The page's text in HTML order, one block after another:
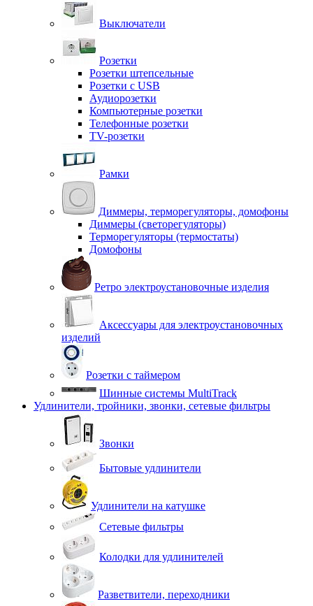
Выключатели
Розетки
Розетки штепсельные
Розетки с USB
Аудиорозетки
Компьютерные розетки
Телефонные розетки
TV-розетки
Рамки
Диммеры, терморегуляторы, домофоны
Диммеры (светорегуляторы)
Терморегуляторы (термостаты)
Домофоны
Ретро электроустановочные изделия
Аксессуары для электроустановочных
изделий
Розетки с таймером
Шинные системы MultiTrack
Удлинители, тройники, звонки, сетевые фильтры
Звонки
Бытовые удлинители
Удлинители на катушке
Сетевые фильтры
Колодки для удлинителей
Разветвители, переходники